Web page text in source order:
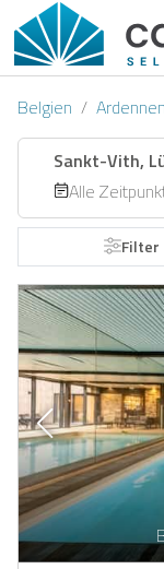
DE EN
Frühstück
Gutscheine
Eigentümer Log-In
Belgien
Sankt-Vith,
Alle
Filter